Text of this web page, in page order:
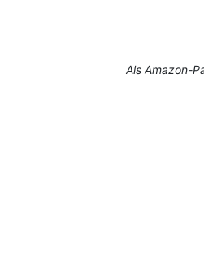
Als Amazon-